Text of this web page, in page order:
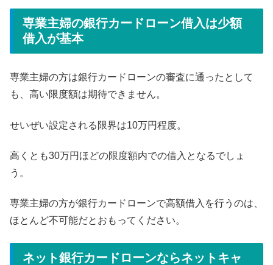
専業主婦の銀行カードローン借入は少額
借入が基本
専業主婦の方は銀行カードローンの審査に通ったとして
も、高い限度額は期待できません。
せいぜい設定される限界は10万円程度。
高くとも30万円ほどの限度額内での借入となるでしょ
う。
専業主婦の方が銀行カードローンで高額借入を行うのは、
ほとんど不可能だとおもってください。
ネット銀行カードローンならネットキャ